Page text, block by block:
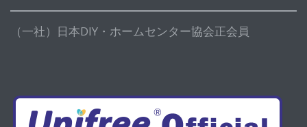
（一社）日本DIY・ホームセンター協会正会員